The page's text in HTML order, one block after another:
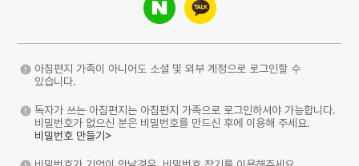
아침편지 가족이 아니어도 소셜 및 외부 계정으로 로그인할 수
있습니다.
독자가 쓰는 아침편지는 아침편지 가족으로 로그인하셔야 가능합니다.
비밀번호가 없으신 분은 비밀번호를 만드신 후에 이용해 주세요.
비밀번호 만들기>